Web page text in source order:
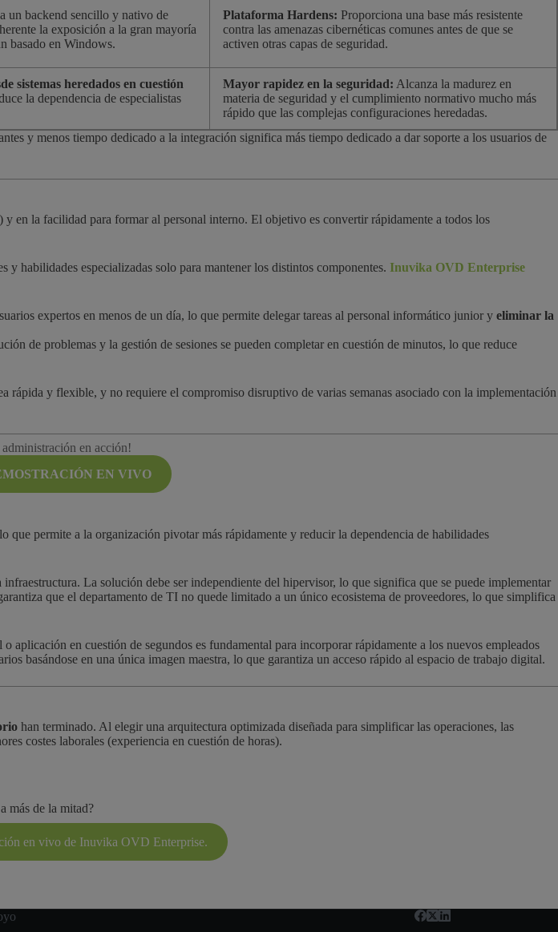
un backend sencillo y nativo de
la exposición a la gran mayoría
basado en Windows.
Plataforma Hardens: Proporciona una base más resistente
contra las amenazas cibernéticas comunes antes de que se
activen otras capas de seguridad.
sistemas heredados en cuestión
la dependencia de especialistas
Mayor rapidez en la seguridad: Alcanza la madurez en
materia de seguridad y el cumplimiento normativo mucho más
rápido que las complejas configuraciones heredadas.
y menos tiempo dedicado a la integración significa más tiempo dedicado a dar soporte a los usuarios de
en la facilidad para formar al personal interno. El objetivo es convertir rápidamente a todos los
y habilidades especializadas solo para mantener los distintos componentes. Inuvika OVD Enterprise
expertos en menos de un día, lo que permite delegar tareas al personal informático junior y eliminar la
de problemas y la gestión de sesiones se pueden completar en cuestión de minutos, lo que reduce
rápida y flexible, y no requiere el compromiso disruptivo de varias semanas asociado con la implementación
administración en acción!
EN VIVO
que permite a la organización pivotar más rápidamente y reducir la dependencia de habilidades
La solución debe ser independiente del hipervisor, lo que significa que se puede implementar
que el departamento de TI no quede limitado a un único ecosistema de proveedores, lo que simplifica
aplicación en cuestión de segundos es fundamental para incorporar rápidamente a los nuevos empleados
basándose en una única imagen maestra, lo que garantiza un acceso rápido al espacio de trabajo digital.
han terminado. Al elegir una arquitectura optimizada diseñada para simplificar las operaciones, las
costes laborales (experiencia en cuestión de horas).
más de la mitad?
en vivo de Inuvika OVD Enterprise.